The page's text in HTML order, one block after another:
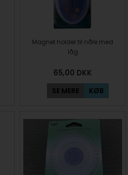
Magnet holder til nåle med
låg
65,00 DKK
SE MERE KØB